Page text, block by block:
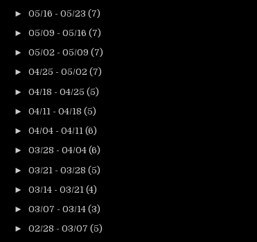
► 05/16 - 05/23 (7)
► 05/09 - 05/16 (7)
► 05/02 - 05/09 (7)
► 04/25 - 05/02 (7)
► 04/18 - 04/25 (5)
► 04/11 - 04/18 (5)
► 04/04 - 04/11 (6)
► 03/28 - 04/04 (6)
► 03/21 - 03/28 (5)
► 03/14 - 03/21 (4)
► 03/07 - 03/14 (3)
► 02/28 - 03/07 (5)